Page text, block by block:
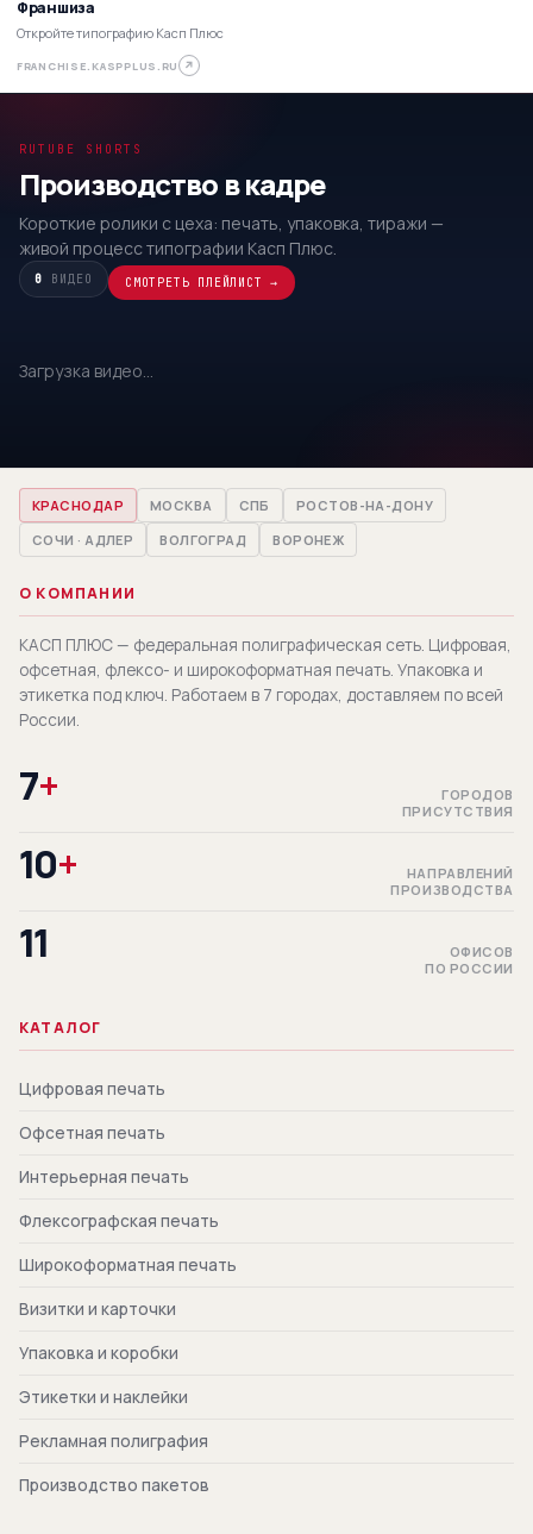
Франшиза
Откройте типографию Касп Плюс
FRANCHISE.KASPPLUS.RU ↗
RUTUBE SHORTS
Производство в кадре
Короткие ролики с цеха: печать, упаковка, тиражи —
живой процесс типографии Касп Плюс.
0 ВИДЕО СМОТРЕТЬ ПЛЕЙЛИСТ →
Загрузка видео…
КРАСНОДАР МОСКВА СПБ
РОСТОВ-НА-ДОНУ
СОЧИ · АДЛЕР
ВОЛГОГРАД ВОРОНЕЖ
О КОМПАНИИ
КАСП ПЛЮС — федеральная полиграфическая сеть. Цифровая,
офсетная, флексо- и широкоформатная печать. Упаковка и
этикетка под ключ. Работаем в 7 городах, доставляем по всей
России.
7+
ГОРОДОВ
ПРИСУТСТВИЯ
10+
НАПРАВЛЕНИЙ
ПРОИЗВОДСТВА
11
ОФИСОВ
ПО РОССИИ
КАТАЛОГ
Цифровая печать
Офсетная печать
Интерьерная печать
Флексографская печать
Широкоформатная печать
Визитки и карточки
Упаковка и коробки
Этикетки и наклейки
Рекламная полиграфия
Производство пакетов